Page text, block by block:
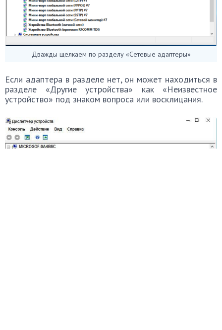
Дважды щелкаем по разделу «Сетевые адаптеры»
Если адаптера в разделе нет, он может находиться в
разделе «Другие устройства» как «Неизвестное
устройство» под знаком вопроса или восклицания.